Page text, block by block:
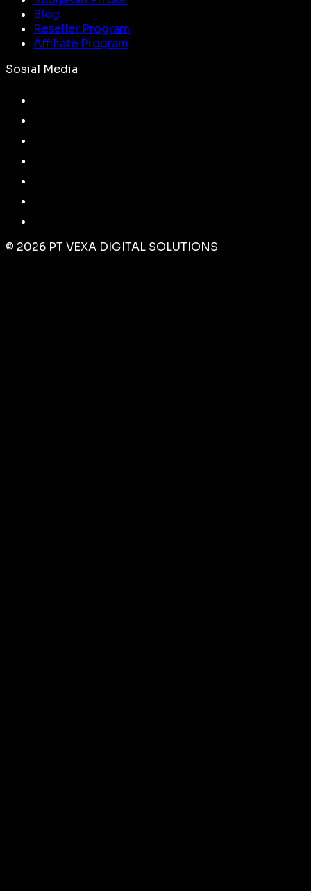
Blog
Reseller Program
Affiliate Program
Sosial Media
© 2026 PT VEXA DIGITAL SOLUTIONS